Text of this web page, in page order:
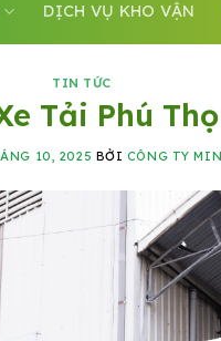
DỊCH VỤ KHO VẬN
TIN TỨC
Tải Phú
10, 2025 BỞI CÔNG TY